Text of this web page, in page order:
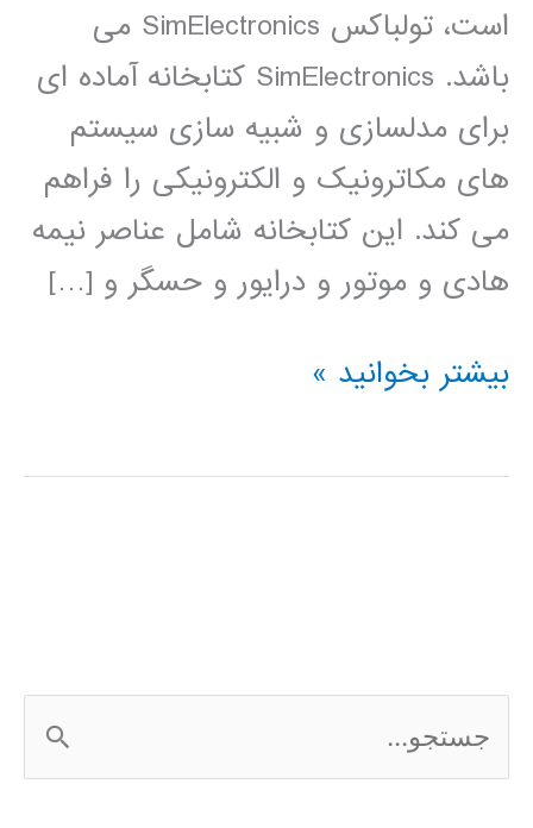
است، تولباکس SimElectronics می
باشد. SimElectronics کتابخانه آماده ای
برای مدلسازی و شبیه سازی سیستم
های مکاترونیک و الکترونیکی را فراهم
می کند. این کتابخانه شامل عناصر نیمه
هادی و موتور و درایور و حسگر و […]
فیلم
simElectronics
بیشتر بخوانید »
س